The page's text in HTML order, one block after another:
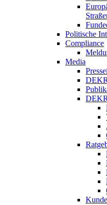
Politische
Compliance
Media